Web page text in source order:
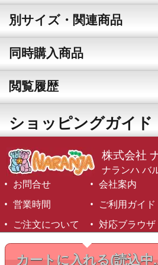
カートに入れる(読込中
別サイズ・関連商品
同時購入商品
閲覧履歴
ショッピングガイド
株式会社
ナランハ バ
お問合せ
会社案内
営業時間
ご利用ガイド
ご注文について
対応ブラウザ
©1999-2026 NARANJA Inc.